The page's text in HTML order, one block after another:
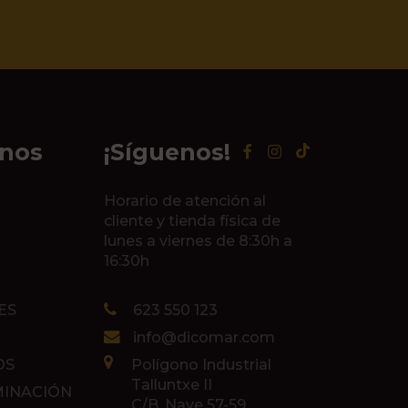
¡Síguenos!
Horario de atención al
cliente y tienda física de
lunes a viernes de 8:30h a
16:30h
623 550 123
info@dicomar.com
Polígono Industrial
Talluntxe II